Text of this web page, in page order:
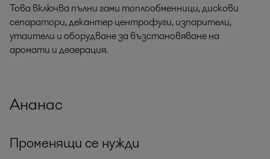
Това включва пълни гами топлообменници, дискови
сепаратори, декантер центрофуги, изпарители,
утаители и оборудване за възстановяване на
аромати и деаерация.
Ананас
Променящи се нужди